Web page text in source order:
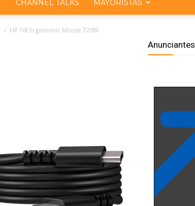
CHANNEL TALKS MAYORISTAS
HP Tilt Ergonomic Mouse 720M.
Anunciantes